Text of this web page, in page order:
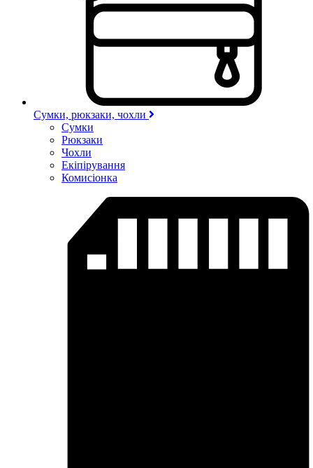
Сумки, рюкзаки, чохли
Сумки
Рюкзаки
Чохли
Екіпірування
Комисіонка